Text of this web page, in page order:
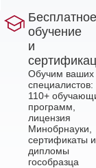
Бесплатное
обучение
и
Обучим ваших
специалистов:
110+
программ,
лицензия
Минобрнауки,
сертификаты и
дипломы
гособразца